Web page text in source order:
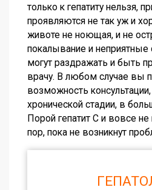
только к гепатиту нельзя,
проявляются не так уж и
животе не ноющая, и не
покалывание и
могут раздражать и быть
врачу. В любом случае вы
возможность
хронической стадии, в
Порой гепатит С и вовсе
пор, пока не возникнут